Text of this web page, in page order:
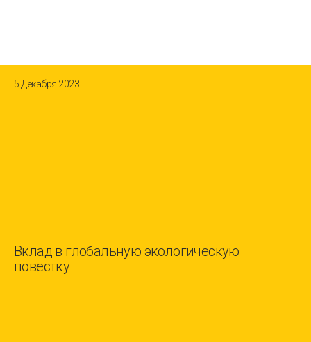
5 Декабря 2023
Вклад в глобальную экологическую
повестку